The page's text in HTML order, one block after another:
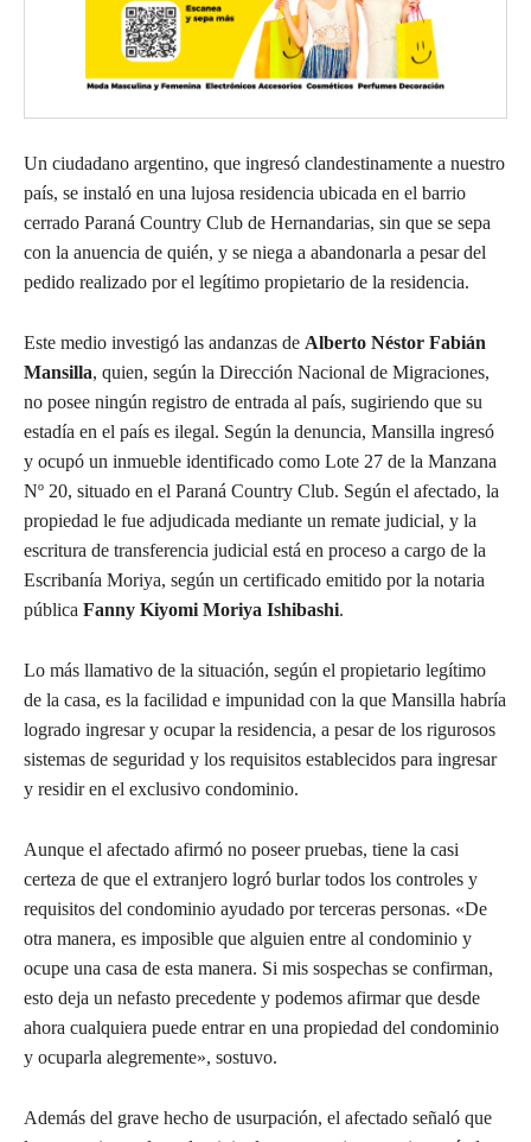
Un ciudadano argentino, que ingresó clandestinamente a nuestro
país, se instaló en una lujosa residencia ubicada en el barrio
cerrado Paraná Country Club de Hernandarias, sin que se sepa
con la anuencia de quién, y se niega a abandonarla a pesar del
pedido realizado por el legítimo propietario de la residencia.
Este medio investigó las andanzas de Alberto Néstor Fabián
Mansilla, quien, según la Dirección Nacional de Migraciones,
no posee ningún registro de entrada al país, sugiriendo que su
estadía en el país es ilegal. Según la denuncia, Mansilla ingresó
y ocupó un inmueble identificado como Lote 27 de la Manzana
Nº 20, situado en el Paraná Country Club. Según el afectado, la
propiedad le fue adjudicada mediante un remate judicial, y la
escritura de transferencia judicial está en proceso a cargo de la
Escribanía Moriya, según un certificado emitido por la notaria
pública Fanny Kiyomi Moriya Ishibashi.
Lo más llamativo de la situación, según el propietario legítimo
de la casa, es la facilidad e impunidad con la que Mansilla habría
logrado ingresar y ocupar la residencia, a pesar de los rigurosos
sistemas de seguridad y los requisitos establecidos para ingresar
y residir en el exclusivo condominio.
Aunque el afectado afirmó no poseer pruebas, tiene la casi
certeza de que el extranjero logró burlar todos los controles y
requisitos del condominio ayudado por terceras personas. «De
otra manera, es imposible que alguien entre al condominio y
ocupe una casa de esta manera. Si mis sospechas se confirman,
esto deja un nefasto precedente y podemos afirmar que desde
ahora cualquiera puede entrar en una propiedad del condominio
y ocuparla alegremente», sostuvo.
Además del grave hecho de usurpación, el afectado señaló que